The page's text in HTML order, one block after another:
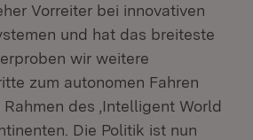
Vorreiter bei innovativen
und hat das breiteste
wir weitere
zum autonomen Fahren
des ‚Intelligent World
Die Politik ist nun